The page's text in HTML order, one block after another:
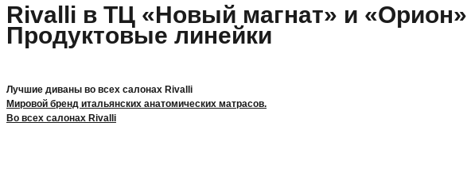
Продуктовые линейки
Лучшие диваны во всех салонах Rivalli
Мировой бренд итальянских анатомических матрасов.
Во всех салонах Rivalli
Rivalli в ТЦ «Новый магнат» и «Орион»